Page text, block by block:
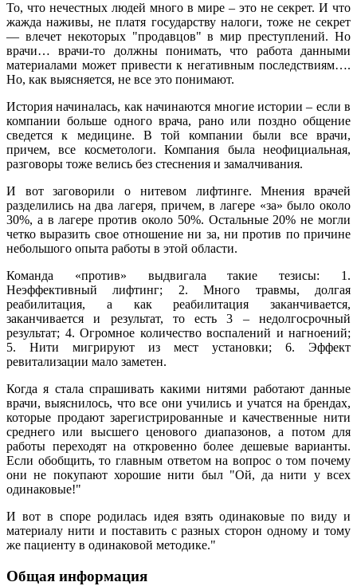
То, что нечестных людей много в мире – это не секрет. И что
жажда наживы, не платя государству налоги, тоже не секрет
— влечет некоторых "продавцов" в мир преступлений. Но
врачи… врачи-то должны понимать, что работа данными
материалами может привести к негативным последствиям….
Но, как выясняется, не все это понимают.
История начиналась, как начинаются многие истории – если в
компании больше одного врача, рано или поздно общение
сведется к медицине. В той компании были все врачи,
причем, все косметологи. Компания была неофициальная,
разговоры тоже велись без стеснения и замалчивания.
И вот заговорили о нитевом лифтинге. Мнения врачей
разделились на два лагеря, причем, в лагере «за» было около
30%, а в лагере против около 50%. Остальные 20% не могли
четко выразить свое отношение ни за, ни против по причине
небольшого опыта работы в этой области.
Команда «против» выдвигала такие тезисы: 1.
Неэффективный лифтинг; 2. Много травмы, долгая
реабилитация, а как реабилитация заканчивается,
заканчивается и результат, то есть 3 – недолгосрочный
результат; 4. Огромное количество воспалений и нагноений;
5. Нити мигрируют из мест установки; 6. Эффект
ревитализации мало заметен.
Когда я стала спрашивать какими нитями работают данные
врачи, выяснилось, что все они учились и учатся на брендах,
которые продают зарегистрированные и качественные нити
среднего или высшего ценового диапазонов, а потом для
работы переходят на откровенно более дешевые варианты.
Если обобщить, то главным ответом на вопрос о том почему
они не покупают хорошие нити был "Ой, да нити у всех
одинаковые!"
И вот в споре родилась идея взять одинаковые по виду и
материалу нити и поставить с разных сторон одному и тому
же пациенту в одинаковой методике."
Общая информация